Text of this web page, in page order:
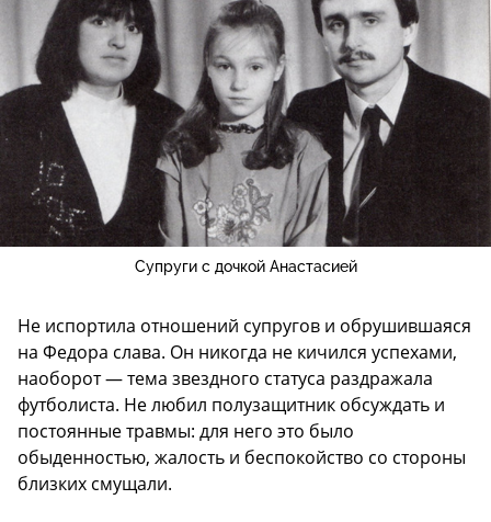
Супруги с дочкой Анастасией
Не испортила отношений супругов и обрушившаяся
на Федора слава. Он никогда не кичился успехами,
наоборот — тема звездного статуса раздражала
футболиста. Не любил полузащитник обсуждать и
постоянные травмы: для него это было
обыденностью, жалость и беспокойство со стороны
близких смущали.